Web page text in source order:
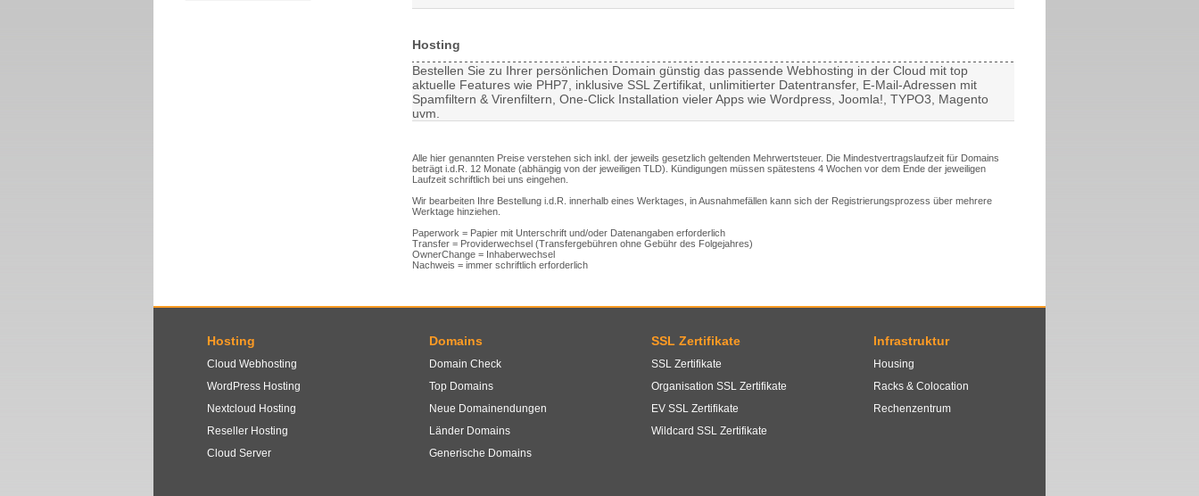
Hosting
Bestellen Sie zu Ihrer persönlichen Domain günstig das passende Webhosting in der Cloud mit top
aktuelle Features wie PHP7, inklusive SSL Zertifikat, unlimitierter Datentransfer, E-Mail-Adressen mit
Spamfiltern & Virenfiltern, One-Click Installation vieler Apps wie Wordpress, Joomla!, TYPO3, Magento
uvm.
Alle hier genannten Preise verstehen sich inkl. der jeweils gesetzlich geltenden Mehrwertsteuer. Die Mindestvertragslaufzeit für Domains
beträgt i.d.R. 12 Monate (abhängig von der jeweiligen TLD). Kündigungen müssen spätestens 4 Wochen vor dem Ende der jeweiligen
Laufzeit schriftlich bei uns eingehen.
Wir bearbeiten Ihre Bestellung i.d.R. innerhalb eines Werktages, in Ausnahmefällen kann sich der Registrierungsprozess über mehrere
Werktage hinziehen.
Paperwork = Papier mit Unterschrift und/oder Datenangaben erforderlich
Transfer = Providerwechsel (Transfergebühren ohne Gebühr des Folgejahres)
OwnerChange = Inhaberwechsel
Nachweis = immer schriftlich erforderlich
Hosting
Cloud Webhosting
WordPress Hosting
Nextcloud Hosting
Reseller Hosting
Cloud Server
Domains
Domain Check
Top Domains
Neue Domainendungen
Länder Domains
Generische Domains
SSL Zertifikate
SSL Zertifikate
Organisation SSL Zertifikate
EV SSL Zertifikate
Wildcard SSL Zertifikate
Infrastruktur
Housing
Racks & Colocation
Rechenzentrum